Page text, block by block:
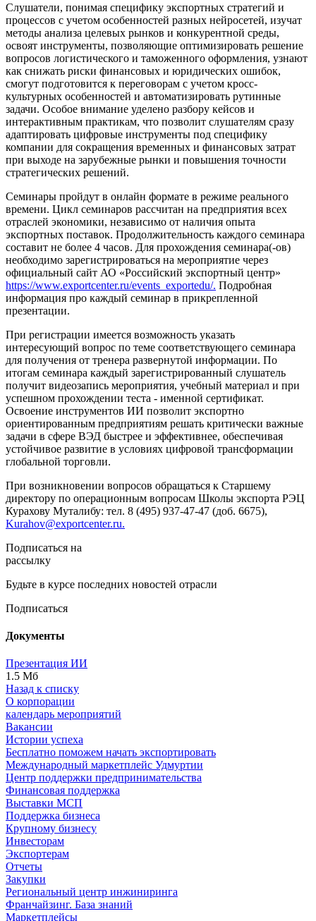
Слушатели, понимая специфику экспортных стратегий и
процессов с учетом особенностей разных нейросетей, изучат
методы анализа целевых рынков и конкурентной среды,
освоят инструменты, позволяющие оптимизировать решение
вопросов логистического и таможенного оформления, узнают
как снижать риски финансовых и юридических ошибок,
смогут подготовится к переговорам с учетом кросс-
культурных особенностей и автоматизировать рутинные
задачи. Особое внимание уделено разбору кейсов и
интерактивным практикам, что позволит слушателям сразу
адаптировать цифровые инструменты под специфику
компании для сокращения временных и финансовых затрат
при выходе на зарубежные рынки и повышения точности
стратегических решений.
Семинары пройдут в онлайн формате в режиме реального
времени. Цикл семинаров рассчитан на предприятия всех
отраслей экономики, независимо от наличия опыта
экспортных поставок. Продолжительность каждого семинара
составит не более 4 часов. Для прохождения семинара(-ов)
необходимо зарегистрироваться на мероприятие через
официальный сайт АО «Российский экспортный центр»
https://www.exportcenter.ru/events_exportedu/. Подробная
информация про каждый семинар в прикрепленной
презентации.
При регистрации имеется возможность указать
интересующий вопрос по теме соответствующего семинара
для получения от тренера развернутой информации. По
итогам семинара каждый зарегистрированный слушатель
получит видеозапись мероприятия, учебный материал и при
успешном прохождении теста - именной сертификат.
Освоение инструментов ИИ позволит экспортно
ориентированным предприятиям решать критически важные
задачи в сфере ВЭД быстрее и эффективнее, обеспечивая
устойчивое развитие в условиях цифровой трансформации
глобальной торговли.
При возникновении вопросов обращаться к Старшему
директору по операционным вопросам Школы экспорта РЭЦ
Курахову Муталибу: тел. 8 (495) 937-47-47 (доб. 6675),
Kurahov@exportcenter.ru.
Подписаться на
рассылку
Будьте в курсе последних новостей отрасли
Подписаться
Документы
Презентация ИИ
1.5 Мб
Назад к списку
О корпорации
календарь мероприятий
Вакансии
Истории успеха
Бесплатно поможем начать экспортировать
Международный маркетплейс Удмуртии
Центр поддержки предпринимательства
Финансовая поддержка
Выставки МСП
Поддержка бизнеса
Крупному бизнесу
Инвесторам
Экспортерам
Отчеты
Закупки
Региональный центр инжиниринга
Франчайзинг. База знаний
Маркетплейсы